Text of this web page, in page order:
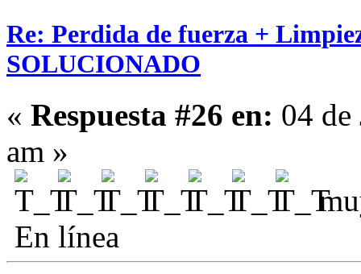
Re: Perdida de fuerza +
SOLUCIONADO
« Respuesta #26 en: 04
am »
En línea